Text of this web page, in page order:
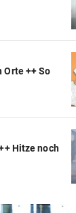
Orte ++ So
Hitze noch